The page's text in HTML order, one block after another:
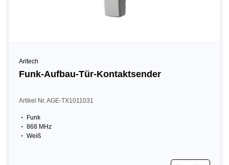
Aritech
Funk-Aufbau-Tür-Kontaktsender
Artikel Nr. AGE-TX1011031
Funk
868 MHz
Weiß